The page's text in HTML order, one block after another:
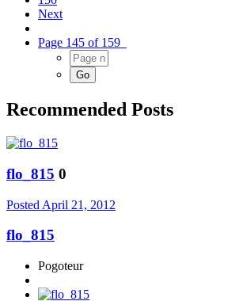
Next
Page 145 of 159
Recommended Posts
flo_815 0
Posted April 21, 2012
flo_815
Pogoteur